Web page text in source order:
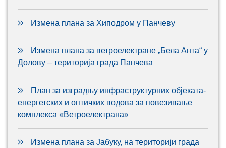
Измена плана за Хиподром у Панчеву
Измена плана за ветроелектране „Бела Анта“ у
Долову – територија града Панчева
План за изградњу инфраструктурних објеката-
енергетских и оптичких водова за повезивање
комплекса «Ветроелектрана»
Измена плана за Јабуку, на територији града